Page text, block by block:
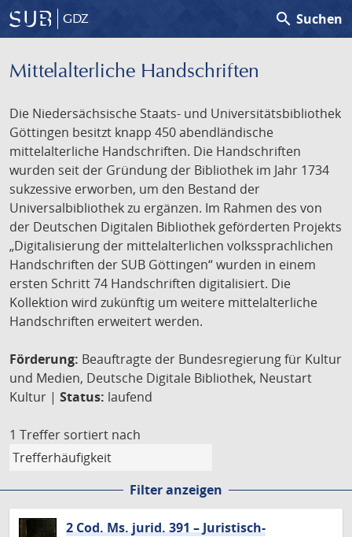
GDZ search Suchen
Mittelalterliche Handschriften
Die Niedersächsische Staats- und Universitätsbibliothek
Göttingen besitzt knapp 450 abendländische
mittelalterliche Handschriften. Die Handschriften
wurden seit der Gründung der Bibliothek im Jahr 1734
sukzessive erworben, um den Bestand der
Universalbibliothek zu ergänzen. Im Rahmen des von
der Deutschen Digitalen Bibliothek geförderten Projekts
„Digitalisierung der mittelalterlichen volkssprachlichen
Handschriften der SUB Göttingen“ wurden in einem
ersten Schritt 74 Handschriften digitalisiert. Die
Kollektion wird zukünftig um weitere mittelalterliche
Handschriften erweitert werden.
Förderung: Beauftragte der Bundesregierung für Kultur
und Medien, Deutsche Digitale Bibliothek, Neustart
Kultur | Status: laufend
1 Treffer sortiert nach
Filter anzeigen
2 Cod. Ms. jurid. 391 – Juristisch-